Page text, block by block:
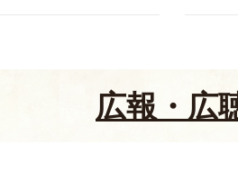
広報・広